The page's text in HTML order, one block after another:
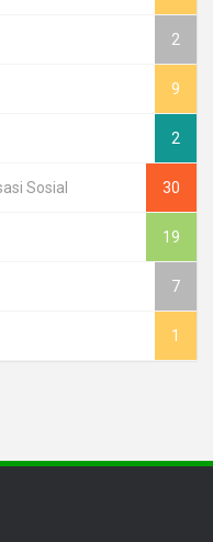
2
9
2
Sosial 30
19
7
1